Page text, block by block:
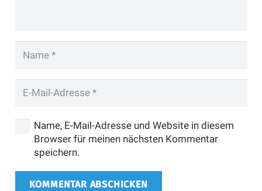
Name, E-Mail-Adresse und Website in diesem
Browser für meinen nächsten Kommentar
speichern.
KOMMENTAR ABSCHICKEN